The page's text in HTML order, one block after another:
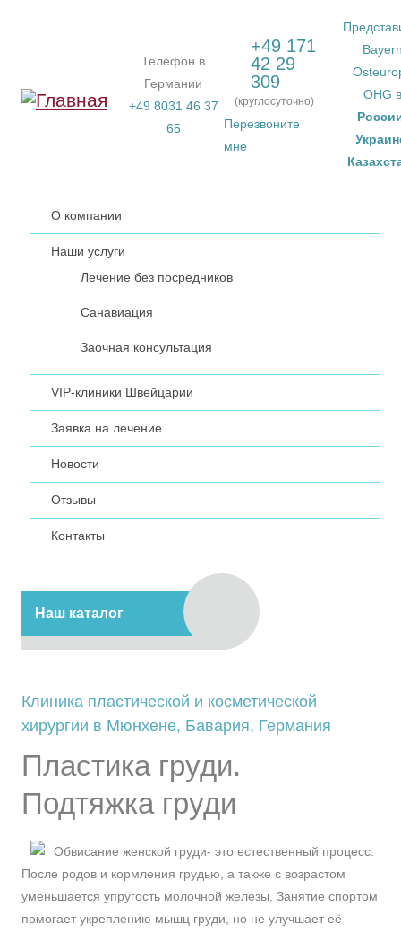
Телефон в
Германии
+49 8031 46 37
65
+49 171
42 29
309
(круглосуточно)
Перезвоните
мне
OHG в
О компании
Наши услуги
Лечение без посредников
Санавиация
Заочная консультация
VIP-клиники Швейцарии
Заявка на лечение
Новости
Отзывы
Контакты
Наш каталог
Клиника пластической и косметической
хирургии в Мюнхене, Бавария, Германия
Пластика груди.
Подтяжка груди
Обвисание женской груди- это естественный процесс.
После родов и кормления грудью, а также с возрастом
уменьшается упругость молочной железы. Занятие спортом
помогает укреплению мышц груди, но не улучшает её